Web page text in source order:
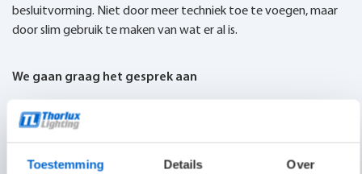
Toestemming Details Over
besluitvorming. Niet door meer techniek toe te voegen, maar
door slim gebruik te maken van wat er al is.
We gaan graag het gesprek aan
De rol van verlichting verandert. Van energieverbruiker naar
databron. Van kostenpost naar infrastructuur. Van losse